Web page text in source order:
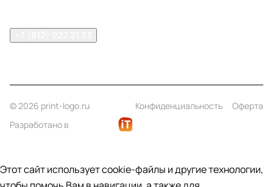
© 2026 print-logo.ru Конфиденциальность
Оферта
Разработано в
Этот сайт использует cookie-файлы и другие технологии,